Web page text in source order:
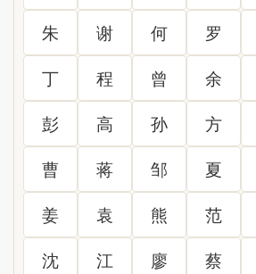
朱
谢 何 罗
丁
程 曾 余
彭
高 孙 方
曹
蒋 邹 夏
姜
袁 熊 范
沈
江 廖 蔡